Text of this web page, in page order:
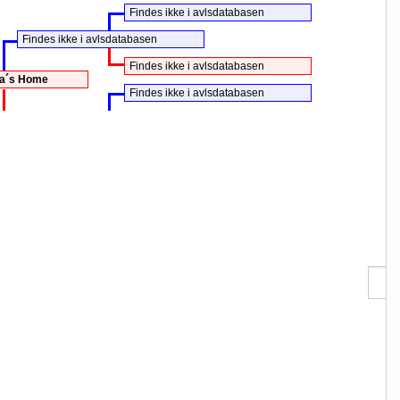
Findes ikke i avlsdatabasen
Findes ikke i avlsdatabasen
Findes ikke i avlsdatabasen
Home
Findes ikke i avlsdatabasen